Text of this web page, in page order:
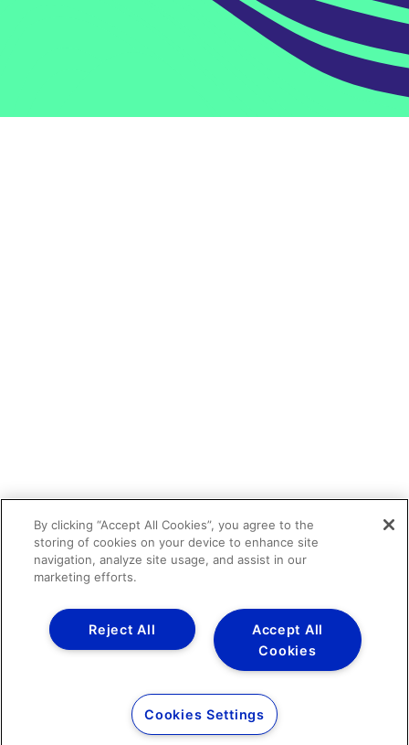
By clicking “Accept All Cookies”, you agree to the
storing of cookies on your device to enhance site
navigation, analyze site usage, and assist in our
marketing efforts.
Accept All
Cookies
Reject All
Cookies Settings